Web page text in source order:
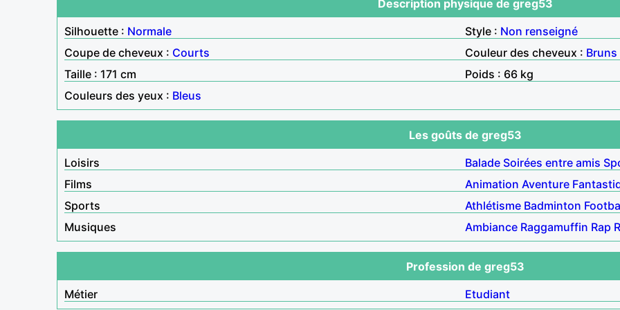
Description physique de greg53
Silhouette : Normale Style : Non renseigné
Coupe de cheveux : Courts Couleur des cheveux : Bruns
Taille : 171 cm
Poids : 66 kg
Couleurs des yeux : Bleus
Les goûts de greg53
Loisirs
Balade Soirées entre amis
Films
Animation Aventure
Sports
Athlétisme Badminton
Musiques
Ambiance Raggamuffin Rap
Profession de greg53
Métier
Etudiant